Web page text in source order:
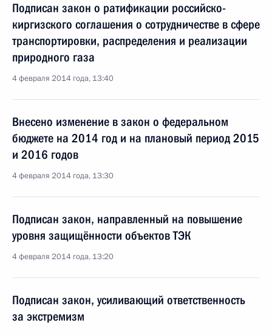
Подписан закон о ратификации российско-
киргизского соглашения о сотрудничестве в сфере
транспортировки, распределения и реализации
природного газа
4 февраля 2014 года, 13:40
Внесено изменение в закон о федеральном
бюджете на 2014 год и на плановый период 2015
и 2016 годов
4 февраля 2014 года, 13:30
Подписан закон, направленный на повышение
уровня защищённости объектов ТЭК
4 февраля 2014 года, 13:20
Подписан закон, усиливающий ответственность
за экстремизм